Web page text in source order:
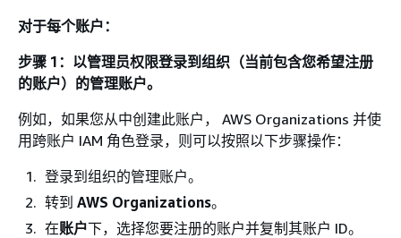
对于每个账户：
步骤 1：以管理员权限登录到组织（当前包含您希望注册
的账户）的管理账户。
例如，如果您从中创建此账户， AWS Organizations 并使
用跨账户 IAM 角色登录，则可以按照以下步骤操作：
登录到组织的管理账户。
转到 AWS Organizations。
在账户下，选择您要注册的账户并复制其账户 ID。